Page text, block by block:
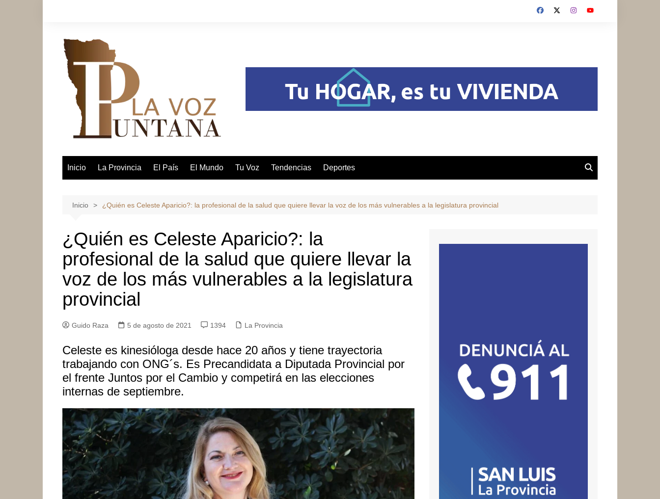
Inicio La Provincia El País El Mundo Tu Voz Tendencias Deportes
Inicio ¿Quién es Celeste Aparicio?: la profesional de la salud que quiere llevar la voz de los más vulnerables a la legislatura provincial
¿Quién es Celeste Aparicio?: la
profesional de la salud que quiere llevar la
voz de los más vulnerables a la legislatura
provincial
Guido Raza 5 de agosto de 2021 1394 La Provincia
Celeste es kinesióloga desde hace 20 años y tiene trayectoria
trabajando con ONG´s. Es Precandidata a Diputada Provincial por
el frente Juntos por el Cambio y competirá en las elecciones
internas de septiembre.